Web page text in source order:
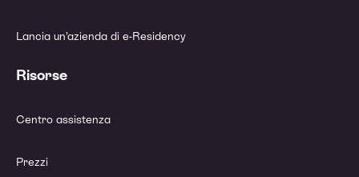
Lancia un’azienda di e-Residency
Risorse
Centro assistenza
Prezzi